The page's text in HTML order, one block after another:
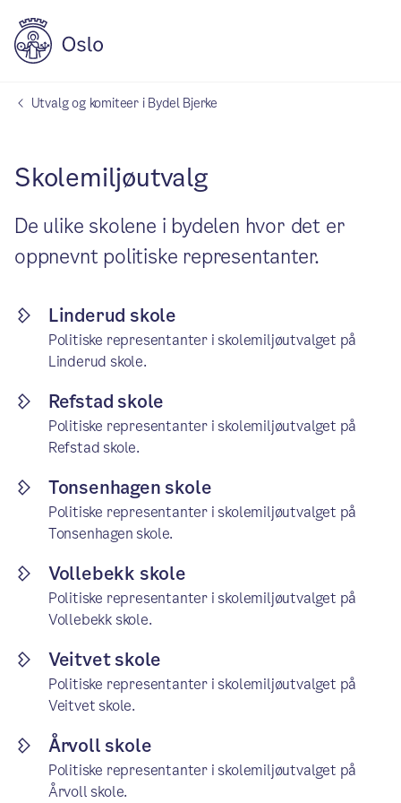
Utvalg og komiteer i Bydel Bjerke
Skolemiljøutvalg
De ulike skolene i bydelen hvor det er
oppnevnt politiske representanter.
Linderud skole
Politiske representanter i skolemiljøutvalget på
Linderud skole.
Refstad skole
Politiske representanter i skolemiljøutvalget på
Refstad skole.
Tonsenhagen skole
Politiske representanter i skolemiljøutvalget på
Tonsenhagen skole.
Vollebekk skole
Politiske representanter i skolemiljøutvalget på
Vollebekk skole.
Veitvet skole
Politiske representanter i skolemiljøutvalget på
Veitvet skole.
Årvoll skole
Politiske representanter i skolemiljøutvalget på
Årvoll skole.